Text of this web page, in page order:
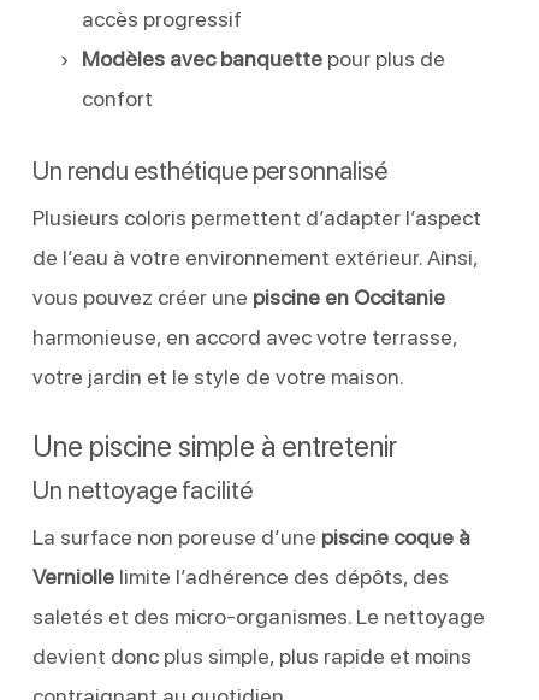
accès progressif
Modèles avec banquettepour plus de
confort
Un rendu esthétique personnalisé
Plusieurs coloris permettent d’adapter l’aspect
de l’eau à votre environnement extérieur. Ainsi,
vous pouvez créer une piscine en Occitanie
harmonieuse, en accord avec votre terrasse,
votre jardin et le style de votre maison.
Une piscine simple à entretenir
Un nettoyage facilité
La surface non poreuse d’une piscine coque à
Verniollelimite l’adhérence des dépôts, des
saletés et des micro-organismes. Le nettoyage
devient donc plus simple, plus rapide et moins